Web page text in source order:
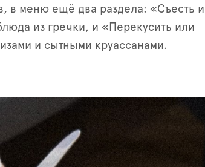
в меню ещё два раздела: «Съесть и
из гречки, и «Перекусить или
и сытными круассанами.